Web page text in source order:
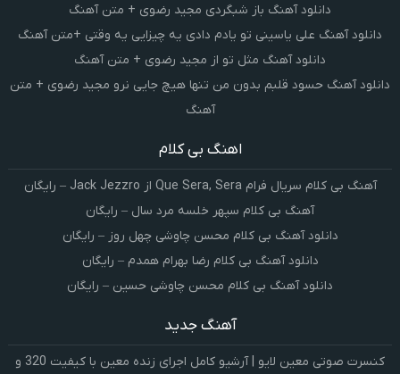
دانلود آهنگ باز شبگردی مجید رضوی + متن آهنگ
دانلود آهنگ علی یاسینی تو یادم دادی یه چیزایی یه وقتی +متن آهنگ
دانلود آهنگ مثل تو از مجید رضوی + متن آهنگ
دانلود آهنگ حسود قلبم بدون من تنها هیچ جایی نرو مجید رضوی + متن
آهنگ
اهنگ بی کلام
آهنگ بی کلام سریال فرام Que Sera, Sera از Jack Jezzro – رایگان
آهنگ بی کلام سپهر خلسه مرد سال – رایگان
دانلود آهنگ بی کلام محسن چاوشی چهل روز – رایگان
دانلود آهنگ بی کلام رضا بهرام همدم – رایگان
دانلود آهنگ بی کلام محسن چاوشی حسین – رایگان
آهنگ جدید
کنسرت صوتی معین لایو | آرشیو کامل اجرای زنده معین با کیفیت 320 و